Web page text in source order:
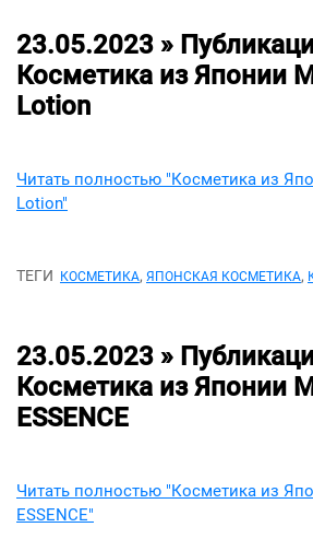
23.05.2023 »
Косметика из Японии
Lotion
Читать полностью "Косметика из
Lotion"
ТЕГИ КОСМЕТИКА, ЯПОНСКАЯ КОСМЕТИКА,
23.05.2023 »
Косметика из Японии
ESSENCE
Читать полностью "Косметика из
ESSENCE"